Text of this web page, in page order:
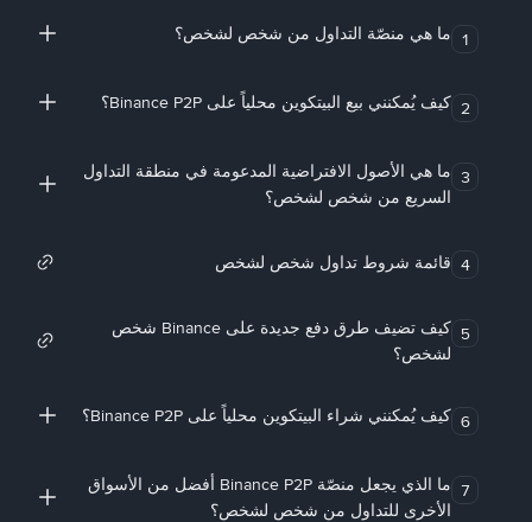
1 ما هي منصّة التداول من شخص لشخص؟
2 كيف يُمكنني بيع البيتكوين محلياً على Binance P2P؟
3 ما هي الأصول الافتراضية المدعومة في منطقة التداول
السريع من شخص لشخص؟
4 قائمة شروط تداول شخص لشخص
5
كيف تضيف طرق دفع جديدة على Binance شخص
لشخص؟
6 كيف يُمكنني شراء البيتكوين محلياً على Binance P2P؟
7
ما الذي يجعل منصّة Binance P2P أفضل من الأسواق
الأخرى للتداول من شخص لشخص؟